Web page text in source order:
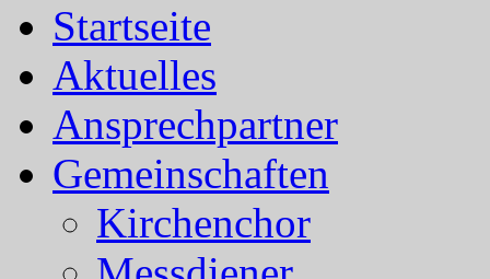
Startseite
Aktuelles
Ansprechpartner
Gemeinschaften
Kirchenchor